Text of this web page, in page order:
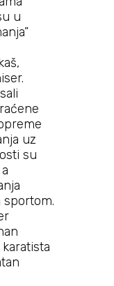
u
uz
su
sportom.